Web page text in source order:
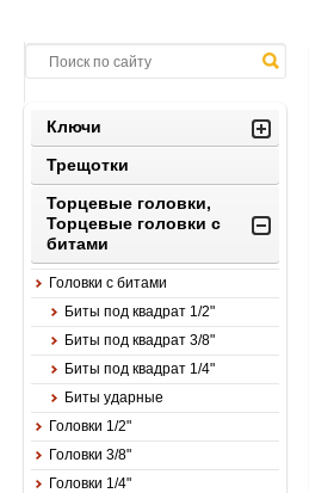
Ключи
Трещотки
Торцевые головки,
Торцевые головки с
битами
Головки с битами
Биты под квадрат 1/2"
Биты под квадрат 3/8"
Биты под квадрат 1/4"
Биты ударные
Головки 1/2"
Головки 3/8"
Головки 1/4"